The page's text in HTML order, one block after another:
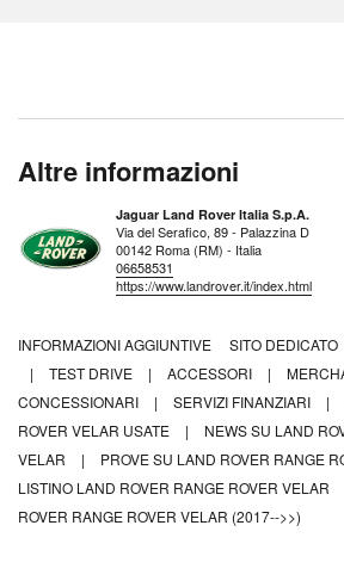
Altre informazioni
Jaguar Land Rover Italia S.p.A.
Via del Serafico, 89 - Palazzina D
00142 Roma (RM) - Italia
06658531
https://www.landrover.it/index.html
INFORMAZIONI AGGIUNTIVE SITO DEDICATO
|
TEST DRIVE | ACCESSORI |
CONCESSIONARI
| SERVIZI FINANZIARI |
ROVER VELAR USATE
|
NEWS SU LAND
VELAR
| PROVE SU LAND ROVER RANGE
LISTINO LAND ROVER RANGE ROVER VELAR
ROVER RANGE ROVER VELAR (2017-->>)